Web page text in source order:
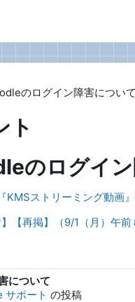
のログイン障害について
ト
のログイ
ストリーミング動画
】【再掲】（9/1（月）午
について
サポート の投稿